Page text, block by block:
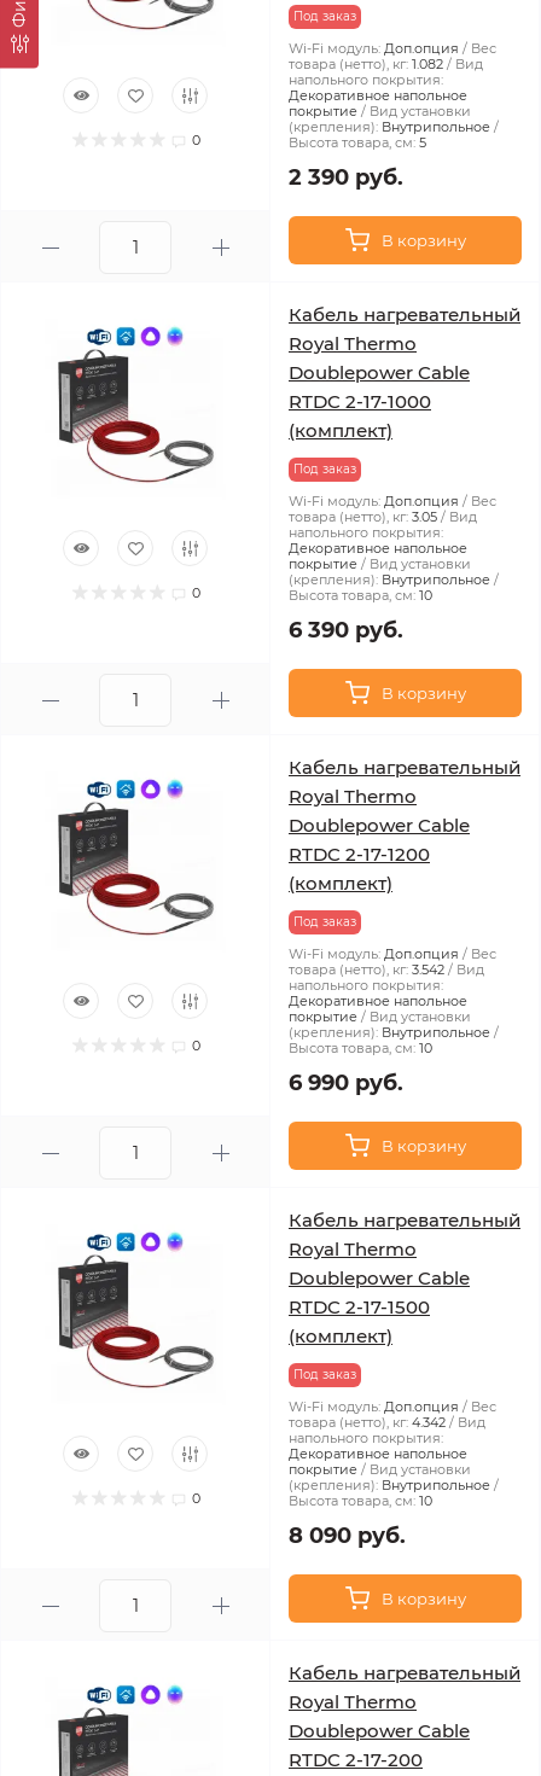
0
Под заказ
Wi-Fi модуль: Доп.опция
Вес
товара (нетто), кг: 1.082
Вид
напольного покрытия:
Декоративное напольное
покрытие
Вид установки
(крепления): Внутрипольное
Высота товара, см: 5
2 390 руб.
В корзину
0
Кабель нагревательный
Royal Thermo
Doublepower Cable
RTDC 2-17-1000
(комплект)
Под заказ
Wi-Fi модуль: Доп.опция
Вес
товара (нетто), кг: 3.05
Вид
напольного покрытия:
Декоративное напольное
покрытие
Вид установки
(крепления): Внутрипольное
Высота товара, см: 10
6 390 руб.
В корзину
0
Кабель нагревательный
Royal Thermo
Doublepower Cable
RTDC 2-17-1200
(комплект)
Под заказ
Wi-Fi модуль: Доп.опция
Вес
товара (нетто), кг: 3.542
Вид
напольного покрытия:
Декоративное напольное
покрытие
Вид установки
(крепления): Внутрипольное
Высота товара, см: 10
6 990 руб.
В корзину
0
Кабель нагревательный
Royal Thermo
Doublepower Cable
RTDC 2-17-1500
(комплект)
Под заказ
Wi-Fi модуль: Доп.опция
Вес
товара (нетто), кг: 4.342
Вид
напольного покрытия:
Декоративное напольное
покрытие
Вид установки
(крепления): Внутрипольное
Высота товара, см: 10
8 090 руб.
В корзину
Кабель нагревательный
Royal Thermo
Doublepower Cable
RTDC 2-17-200